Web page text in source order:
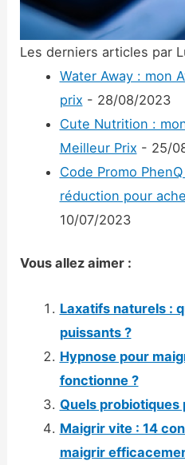
Les derniers articles par
Water Away : mon
prix - 28/08/2023
Cute Nutrition :
Meilleur Prix - 25/
Code Promo
réduction pour
10/07/2023
Vous allez aimer :
Laxatifs naturels :
puissants ?
Hypnose pour
fonctionne ?
Quels probiotiques
Maigrir vite : 14
maigrir